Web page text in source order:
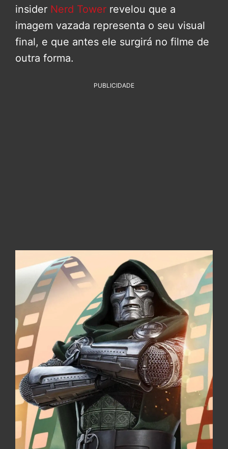
insider Nerd Tower revelou que a
imagem vazada representa o seu visual
final, e que antes ele surgirá no filme de
outra forma.
PUBLICIDADE